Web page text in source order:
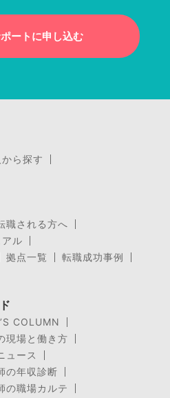
ートに申し込む
ら探す
職される方へ
ル
拠点一覧
転職成功事例
COLUMN
現場と働き方
ュース
の年収診断
の職場カルテ